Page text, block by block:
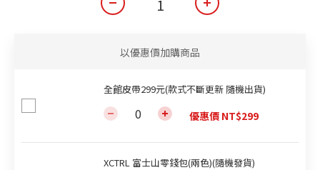
以優惠價加購商品
全館皮帶299元(款式不斷更新 隨機出貨)
優惠價 NT$299
XCTRL 富士山零錢包(兩色)(隨機發貨)